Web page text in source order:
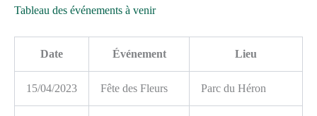
Tableau des événements à venir
Date Événement Lieu
15/04/2023 Fête des Fleurs Parc du Héron